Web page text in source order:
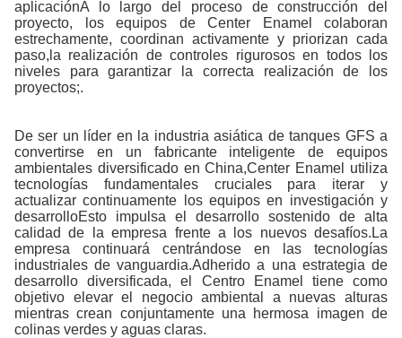
aplicaciónA lo largo del proceso de construcción del
proyecto, los equipos de Center Enamel colaboran
estrechamente, coordinan activamente y priorizan cada
paso,la realización de controles rigurosos en todos los
niveles para garantizar la correcta realización de los
proyectos;.
De ser un líder en la industria asiática de tanques GFS a
convertirse en un fabricante inteligente de equipos
ambientales diversificado en China,Center Enamel utiliza
tecnologías fundamentales cruciales para iterar y
actualizar continuamente los equipos en investigación y
desarrolloEsto impulsa el desarrollo sostenido de alta
calidad de la empresa frente a los nuevos desafíos.La
empresa continuará centrándose en las tecnologías
industriales de vanguardia.Adherido a una estrategia de
desarrollo diversificada, el Centro Enamel tiene como
objetivo elevar el negocio ambiental a nuevas alturas
mientras crean conjuntamente una hermosa imagen de
colinas verdes y aguas claras.